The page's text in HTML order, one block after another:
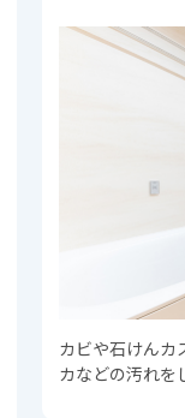
カビや石けんカ
カなどの汚れを